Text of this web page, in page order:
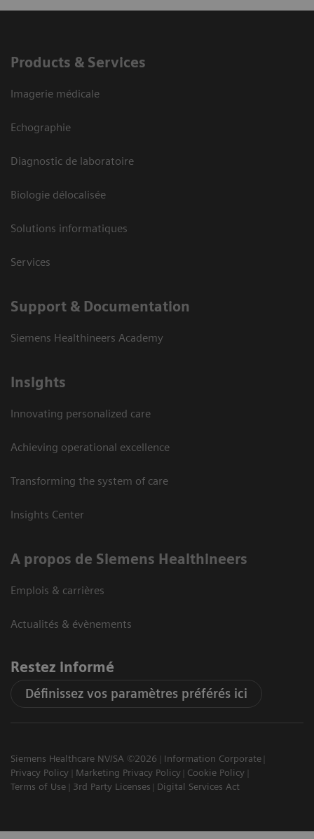
Products & Services
Imagerie médicale
Echographie
Diagnostic de laboratoire
Biologie délocalisée
Solutions informatiques
Services
Support & Documentation
Siemens Healthineers Academy
Insights
Innovating personalized care
Achieving operational excellence
Transforming the system of care
Insights Center
A propos de Siemens Healthineers
Emplois & carrières
Actualités & évènements
Restez informé
Définissez vos paramètres préférés ici
Siemens Healthcare NV/SA ©2026
Information Corporate
Privacy Policy
Marketing Privacy Policy
Cookie Policy
Terms of Use
3rd Party Licenses Digital Services Act